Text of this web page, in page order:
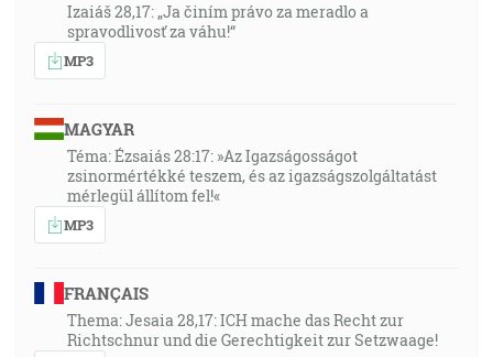
Izaiáš 28,17: „Ja činím právo za meradlo a
spravodlivosť za váhu!“
MP3
MAGYAR
Téma: Ézsaiás 28:17: »Az Igazságosságot
zsinormértékké teszem, és az igazságszolgáltatást
mérlegül állítom fel!«
MP3
FRANÇAIS
Thema: Jesaia 28,17: ICH mache das Recht zur
Richtschnur und die Gerechtigkeit zur Setzwaage!